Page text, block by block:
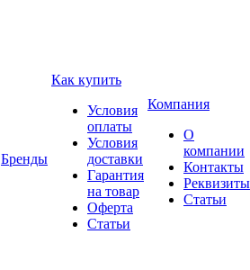
Бренды
Как купить
Условия
оплаты
Условия
доставки
Гарантия
на товар
Оферта
Статьи
Компания
О
компании
Контакты
Реквизиты
Статьи